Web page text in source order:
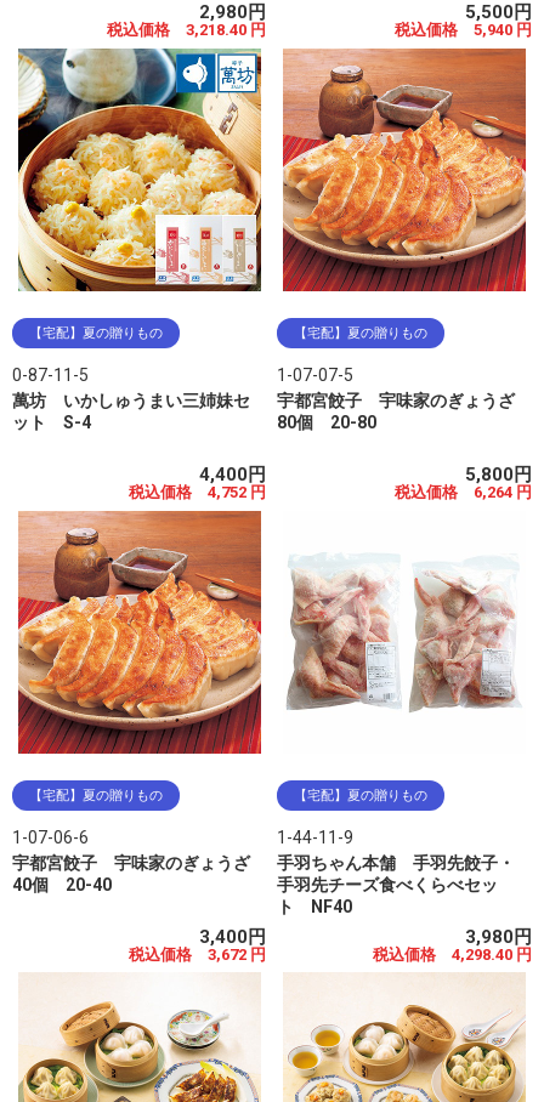
2,980円
税込価格 3,218.40 円
5,500円
税込価格 5,940 円
【宅配】夏の贈りもの
0-87-11-5
萬坊 いかしゅうまい三姉妹セ
ット S-4
4,400円
税込価格 4,752 円
【宅配】夏の贈りもの
1-07-07-5
宇都宮餃子 宇味家のぎょうざ
80個 20-80
5,800円
税込価格 6,264 円
【宅配】夏の贈りもの
1-07-06-6
宇都宮餃子 宇味家のぎょうざ
40個 20-40
3,400円
税込価格 3,672 円
【宅配】夏の贈りもの
1-44-11-9
手羽ちゃん本舗 手羽先餃子・
手羽先チーズ食べくらべセッ
ト NF40
3,980円
税込価格 4,298.40 円